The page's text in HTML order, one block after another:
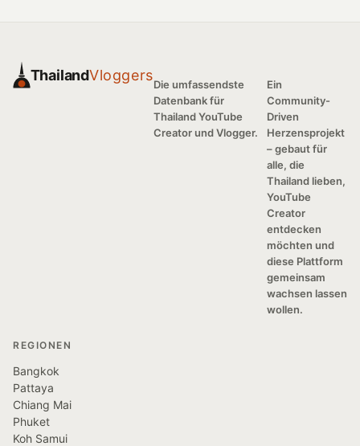
ThailandVloggers
Die umfassendste
Datenbank für
Thailand YouTube
Creator und Vlogger.
Ein
Community-
Driven
Herzensprojekt
– gebaut für
alle, die
Thailand lieben,
YouTube
Creator
entdecken
möchten und
diese Plattform
gemeinsam
wachsen lassen
wollen.
REGIONEN
Bangkok
Pattaya
Chiang Mai
Phuket
Koh Samui